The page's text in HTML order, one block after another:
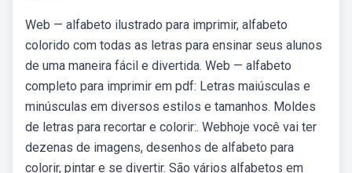
Web — alfabeto ilustrado para imprimir, alfabeto
colorido com todas as letras para ensinar seus alunos
de uma maneira fácil e divertida. Web — alfabeto
completo para imprimir em pdf: Letras maiúsculas e
minúsculas em diversos estilos e tamanhos. Moldes
de letras para recortar e colorir:. Webhoje você vai ter
dezenas de imagens, desenhos de alfabeto para
colorir, pintar e se divertir. São vários alfabetos em